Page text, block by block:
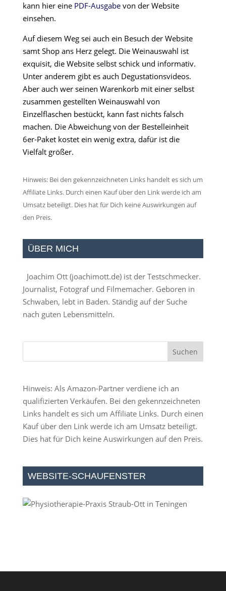
kann hier eine PDF-Ausgabevon der Website
einsehen.
Auf diesem Weg sei auch ein Besuch der Website
samt Shop ans Herz gelegt. Die Weinauswahl ist
exquisit, die Website selbst schick und informativ.
Unter anderem gibt es auch Degustationsvideos.
Aber auch wer seinen Warenkorb mit einer selbst
zusammen gestellten Weinauswahl von
Einzelflaschen bestückt, kann fast nichts falsch
machen. Die Abweichung von der Bestelleinheit
6er-Paket kostet ein wenig extra, dafür ist die
Vielfalt größer.
Hinweis: Bei den gekennzeichneten Links handelt es sich um
Affiliate Links. Durch einen Kauf über den Link werde ich am
Umsatz beteiligt. Dies hat für Dich keine Auswirkungen auf
den Preis.
ÜBER MICH
Joachim Ott (joachimott.de) ist der Testschmecker.
Journalist, Fotograf und Filmemacher. Geboren in
Schwaben, lebt in Baden. Ständig auf der Suche
nach guten Lebensmitteln.
Hinweis: Als Amazon-Partner verdiene ich an
qualifizierten Verkäufen. Bei den gekennzeichneten
Links handelt es sich um Affiliate Links. Durch einen
Kauf über den Link werde ich am Umsatz beteiligt.
Dies hat für Dich keine Auswirkungen auf den Preis.
WEBSITE-SCHAUFENSTER